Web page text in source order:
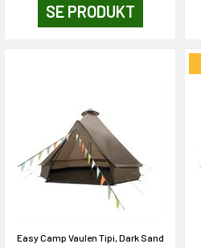
SE PRODUKT
Easy Camp Vaulen Tipi, Dark Sand